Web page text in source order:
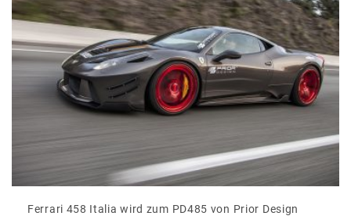
Ferrari 458 Italia wird zum PD485 von Prior Design